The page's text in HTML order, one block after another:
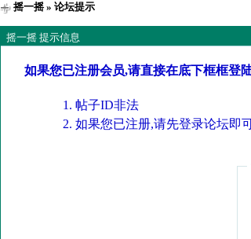
摇一摇» 论坛提示
摇一摇 提示信息
如果您已注册会员,请直接在底下框框登
帖子ID非法
如果您已注册,请先登录论坛即